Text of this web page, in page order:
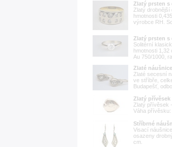
Zlatý prsten s
Zlatý drobnější
hmotnosti
výrobce RH.
Zlatý prsten s
Solitérní
hmotnosti 1,32
Au 750/1000,
Zlaté
Zlaté secesní
ve stříbře,
Budapešť,
Zlatý přívěsek
Zlatý přívěsek
Váha přívěsku:
Stříbrné
Visací
osazeny
cm.